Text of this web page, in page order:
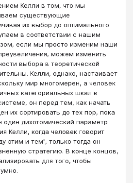
Келли в том, что мы
существующие
их выбор до оптимального
в соответствии с нашим
если мы просто изменим наши
можем изменить
выбора в теоретической
Келли, однако, настаивает
мир многомерен, а человек
категориальных шкал в
он перед тем, как начать
их сортировать до тех пор, пока
один дихотомический параметр
Келли, когда человек говорит
этим и тем", только тогда он
стратегию. В конце концов,
для того, чтобы